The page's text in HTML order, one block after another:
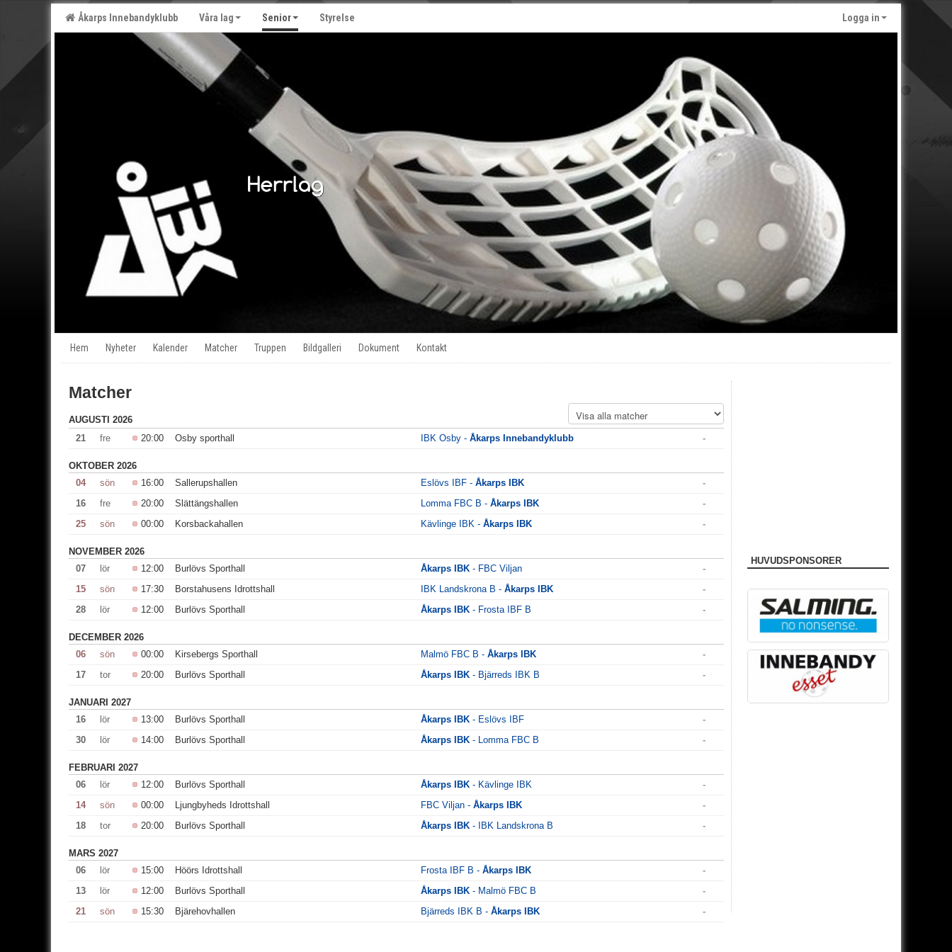
Åkarps Innebandyklubb Våra lag Senior Styrelse Logga in
Hem Nyheter Kalender Matcher Truppen Bildgalleri Dokument Kontakt
Matcher
AUGUSTI 2026
21
fre 20:00 Osby sporthall IBK Osby - Åkarps Innebandyklubb -
OKTOBER 2026
04
sön 16:00 Sallerupshallen Eslövs IBF - Åkarps IBK
-
16
fre 20:00 Slättängshallen Lomma FBC B - Åkarps IBK
-
25
sön 00:00 Korsbackahallen Kävlinge IBK - Åkarps IBK -
NOVEMBER 2026
07
lör 12:00 Burlövs Sporthall Åkarps IBK - FBC Viljan
-
15
sön 17:30 Borstahusens Idrottshall IBK Landskrona B - Åkarps IBK
-
28
lör 12:00 Burlövs Sporthall Åkarps IBK - Frosta IBF B -
DECEMBER 2026
06
sön 00:00 Kirsebergs Sporthall Malmö FBC B - Åkarps IBK
-
17
tor 20:00 Burlövs Sporthall Åkarps IBK - Bjärreds IBK B -
JANUARI 2027
16
lör 13:00 Burlövs Sporthall Åkarps IBK - Eslövs IBF
-
30
lör 14:00 Burlövs Sporthall Åkarps IBK - Lomma FBC B -
FEBRUARI 2027
06
lör 12:00 Burlövs Sporthall Åkarps IBK - Kävlinge IBK
-
14
sön 00:00 Ljungbyheds Idrottshall FBC Viljan - Åkarps IBK
-
18
tor 20:00 Burlövs Sporthall Åkarps IBK - IBK Landskrona B -
MARS 2027
06
lör 15:00 Höörs Idrottshall Frosta IBF B - Åkarps IBK
-
13
lör 12:00 Burlövs Sporthall Åkarps IBK - Malmö FBC B
-
21
sön 15:30 Bjärehovhallen Bjärreds IBK B - Åkarps IBK -
HUVUDSPONSORER